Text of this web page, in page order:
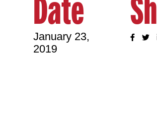
Date
January 23,
2019